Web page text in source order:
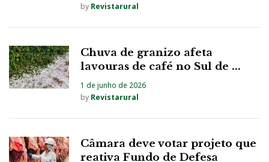
by Revistarural
Chuva de granizo afeta
lavouras de café no Sul de ...
1 de junho de 2026
by Revistarural
Câmara deve votar projeto que
reativa Fundo de Defesa